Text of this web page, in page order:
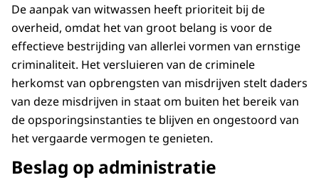
De aanpak van witwassen heeft prioriteit bij de
overheid, omdat het van groot belang is voor de
effectieve bestrijding van allerlei vormen van ernstige
criminaliteit. Het versluieren van de criminele
herkomst van opbrengsten van misdrijven stelt daders
van deze misdrijven in staat om buiten het bereik van
de opsporingsinstanties te blijven en ongestoord van
het vergaarde vermogen te genieten.
Beslag op administratie